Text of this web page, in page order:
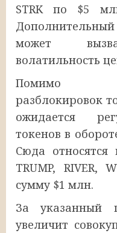
STRK по $5
может
волатильность
Помимо
разблокировок
ожидается
токенов в
Сюда относятся
TRUMP, RIVER,
сумму $1 млн.
За указанный
увеличит